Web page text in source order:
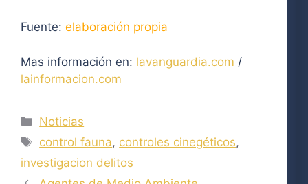
Fuente: elaboración propia
Mas información en: lavanguardia.com /
lainformacion.com
Categorías
Noticias
Etiquetas
control fauna, controles cinegéticos,
investigacion delitos